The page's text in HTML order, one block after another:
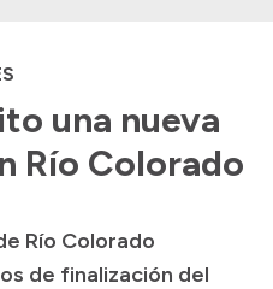
una nueva
Río Colorado
Río Colorado
de finalización del